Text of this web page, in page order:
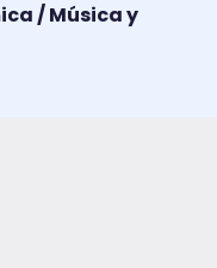
/ Música y